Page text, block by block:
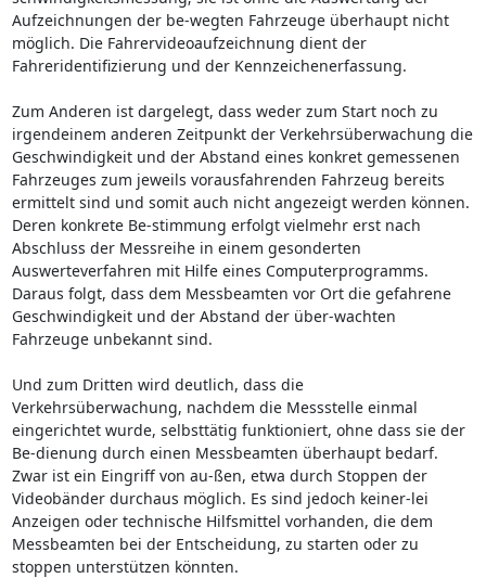
Aufzeichnungen der be-wegten Fahrzeuge überhaupt nicht
möglich. Die Fahrervideoaufzeichnung dient der
Fahreridentifizierung und der Kennzeichenerfassung.
Zum Anderen ist dargelegt, dass weder zum Start noch zu
irgendeinem anderen Zeitpunkt der Verkehrsüberwachung die
Geschwindigkeit und der Abstand eines konkret gemessenen
Fahrzeuges zum jeweils vorausfahrenden Fahrzeug bereits
ermittelt sind und somit auch nicht angezeigt werden können.
Deren konkrete Be-stimmung erfolgt vielmehr erst nach
Abschluss der Messreihe in einem gesonderten
Auswerteverfahren mit Hilfe eines Computerprogramms.
Daraus folgt, dass dem Messbeamten vor Ort die gefahrene
Geschwindigkeit und der Abstand der über-wachten
Fahrzeuge unbekannt sind.
Und zum Dritten wird deutlich, dass die
Verkehrsüberwachung, nachdem die Messstelle einmal
eingerichtet wurde, selbsttätig funktioniert, ohne dass sie der
Be-dienung durch einen Messbeamten überhaupt bedarf.
Zwar ist ein Eingriff von au-ßen, etwa durch Stoppen der
Videobänder durchaus möglich. Es sind jedoch keiner-lei
Anzeigen oder technische Hilfsmittel vorhanden, die dem
Messbeamten bei der Entscheidung, zu starten oder zu
stoppen unterstützen könnten.